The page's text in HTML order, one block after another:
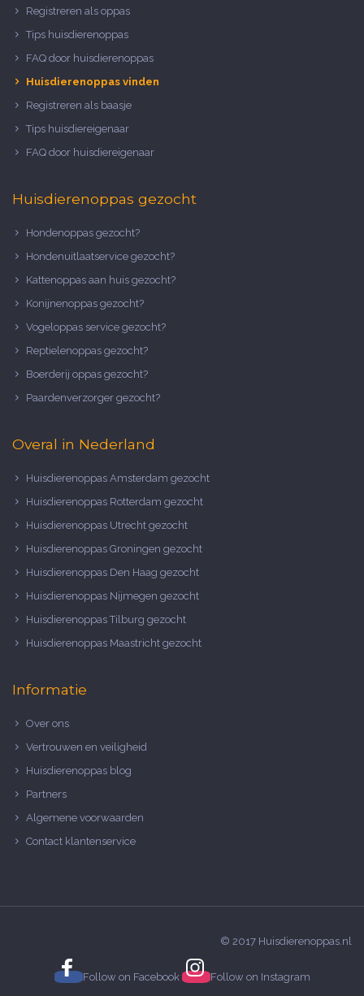
Registreren als oppas
Tips huisdierenoppas
FAQ door huisdierenoppas
Huisdierenoppas vinden
Registreren als baasje
Tips huisdiereigenaar
FAQ door huisdiereigenaar
Huisdierenoppas gezocht
Hondenoppas gezocht?
Hondenuitlaatservice gezocht?
Kattenoppas aan huis gezocht?
Konijnenoppas gezocht?
Vogeloppas service gezocht?
Reptielenoppas gezocht?
Boerderij oppas gezocht?
Paardenverzorger gezocht?
Overal in Nederland
Huisdierenoppas Amsterdam gezocht
Huisdierenoppas Rotterdam gezocht
Huisdierenoppas Utrecht gezocht
Huisdierenoppas Groningen gezocht
Huisdierenoppas Den Haag gezocht
Huisdierenoppas Nijmegen gezocht
Huisdierenoppas Tilburg gezocht
Huisdierenoppas Maastricht gezocht
Informatie
Over ons
Vertrouwen en veiligheid
Huisdierenoppas blog
Partners
Algemene voorwaarden
Contact klantenservice
© 2017 Huisdierenoppas.nl
Follow on Facebook Follow on Instagram